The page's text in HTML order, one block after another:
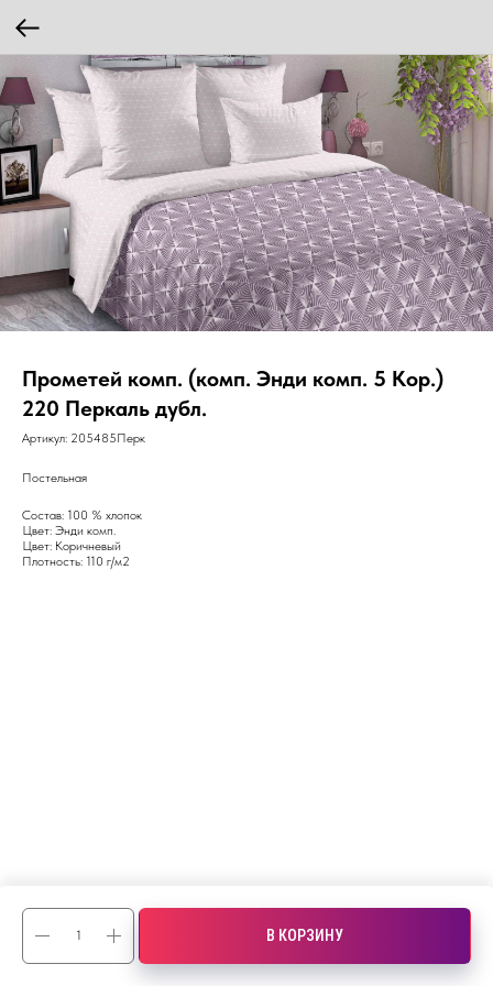
Прометей комп. (комп. Энди комп. 5 Кор.)
220 Перкаль дубл.
Артикул: 205485Перк
В КОРЗИНУ
Постельная
Состав: 100 % хлопок
Цвет: Энди комп.
Цвет: Коричневый
Плотность: 110 г/м2